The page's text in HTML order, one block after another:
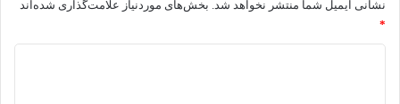
نشانی ایمیل شما منتشر نخواهد شد. بخش‌های موردنیاز علامت‌گذاری شده‌اند
*